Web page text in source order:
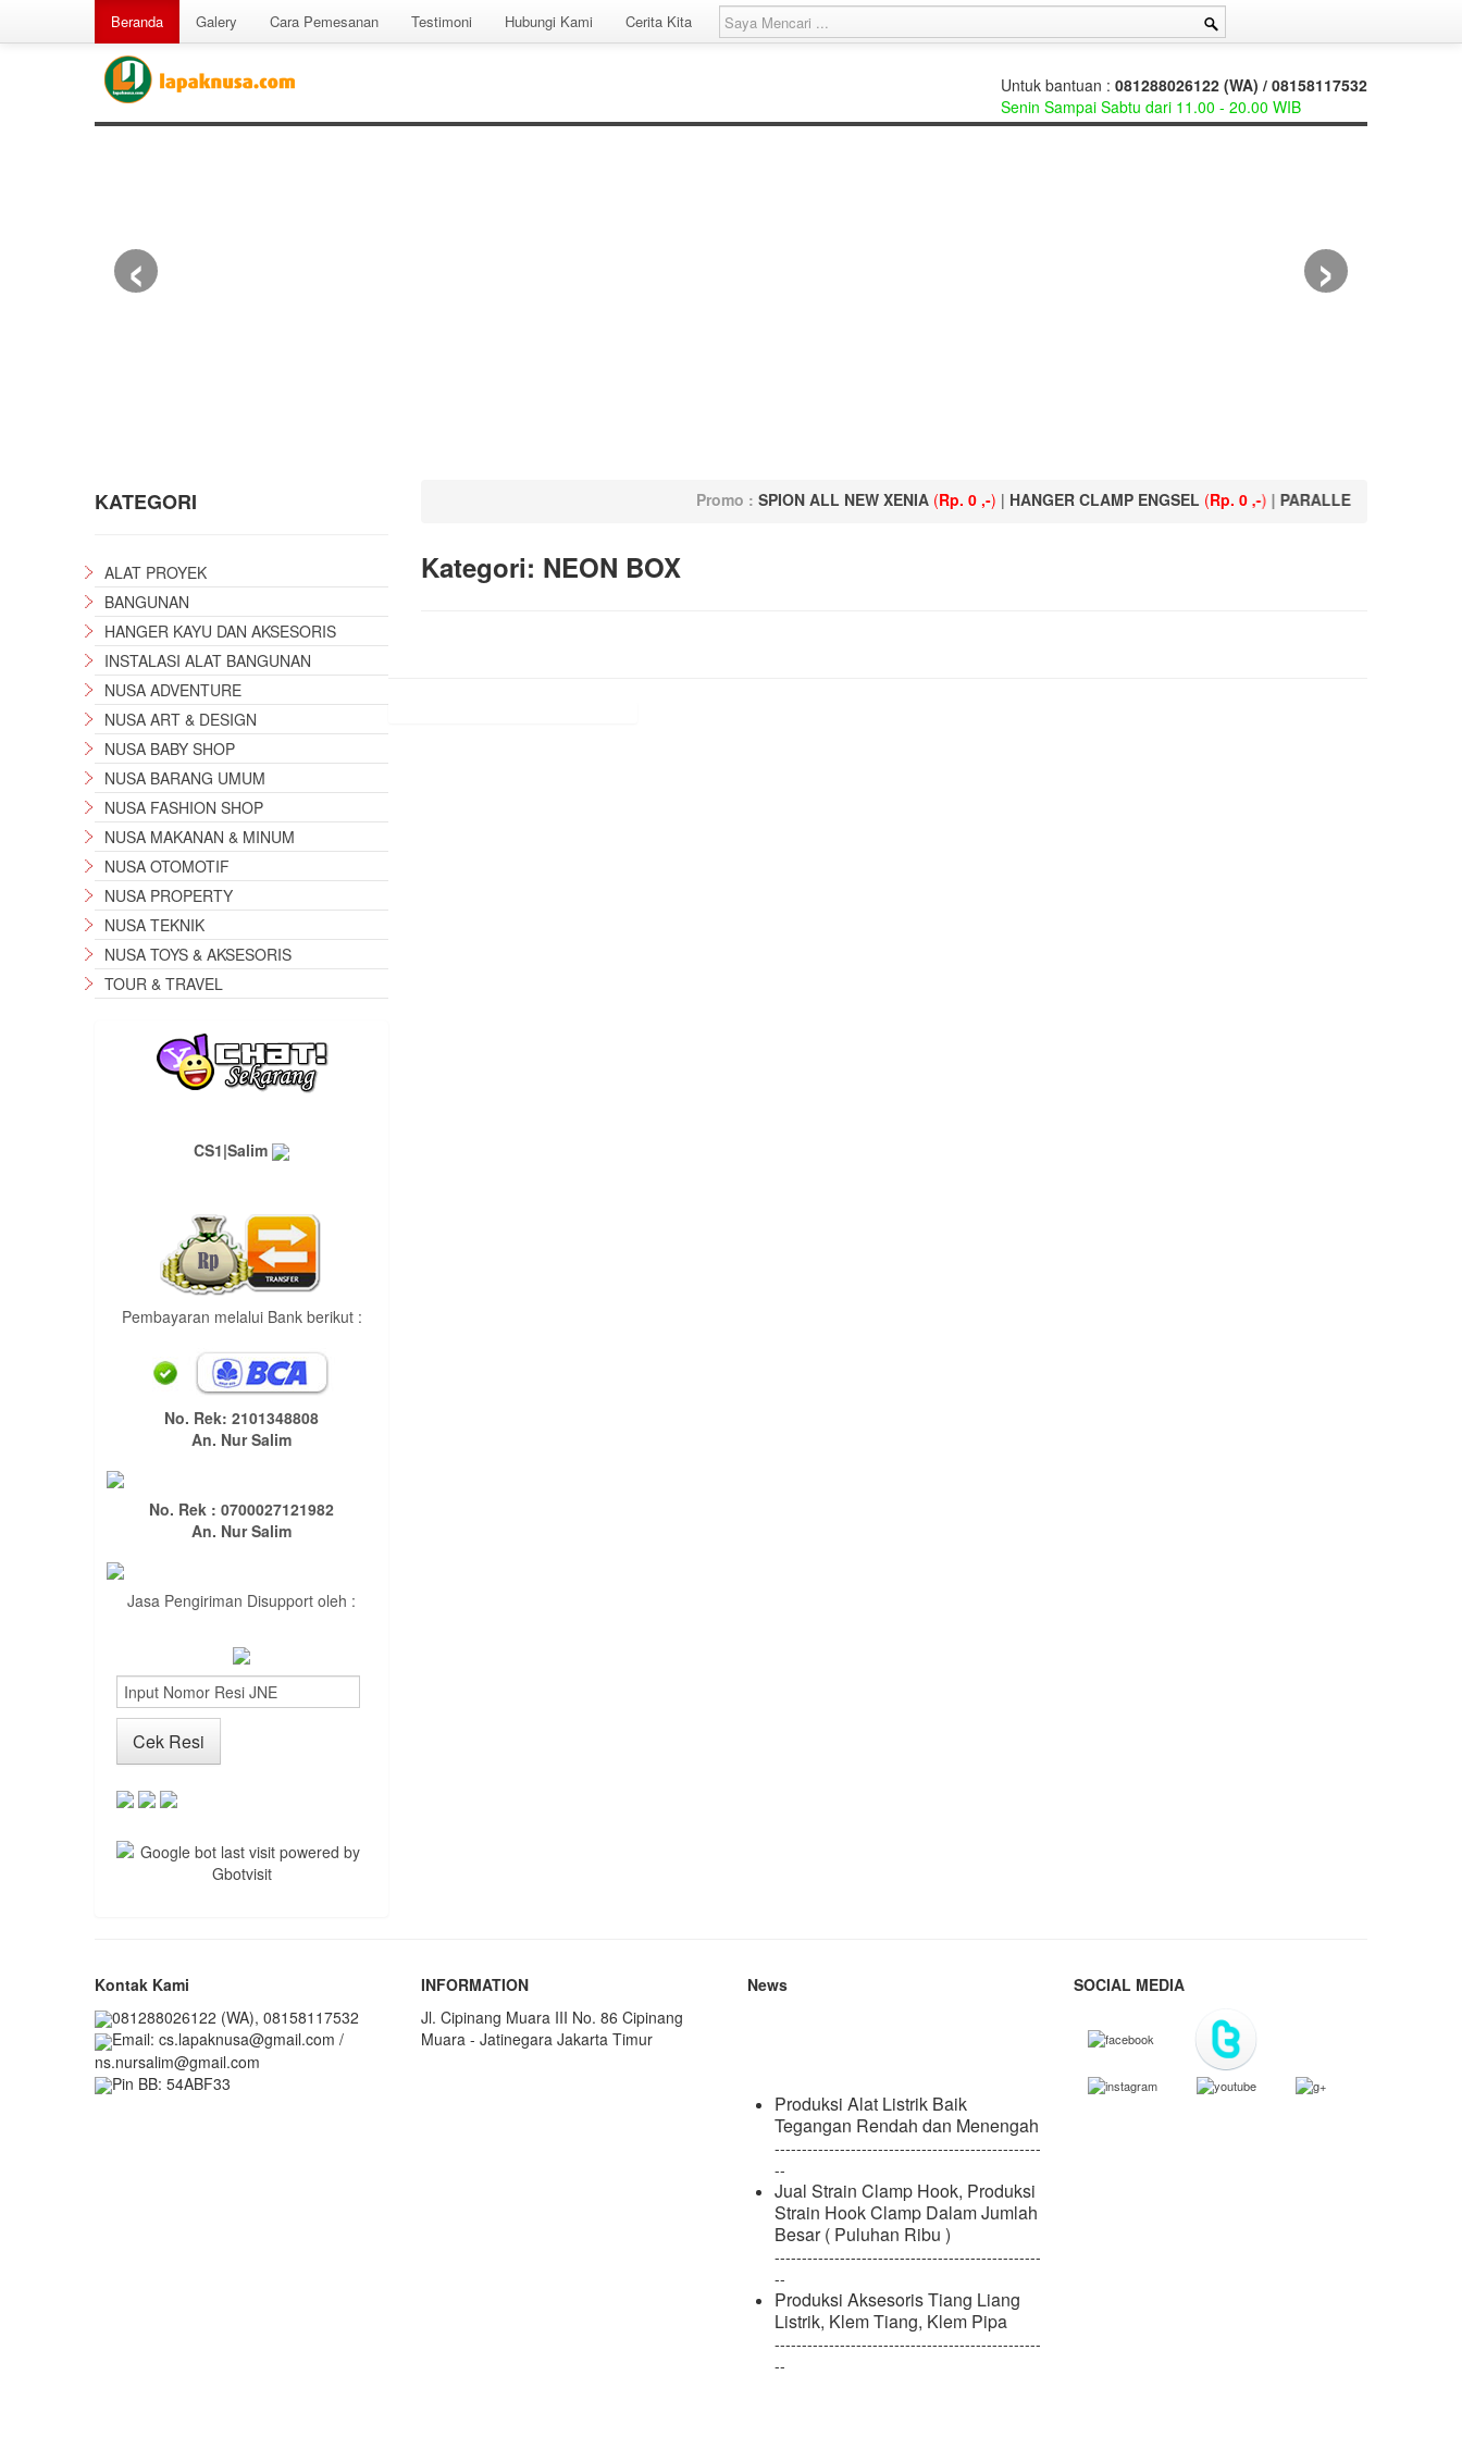
Beranda Galery Cara Pemesanan Testimoni Hubungi Kami Cerita Kita
Untuk bantuan : 081288026122 (WA) / 08158117532
Senin Sampai Sabtu dari 11.00 - 20.00 WIB
‹ ›
KATEGORI
ALAT PROYEK
BANGUNAN
HANGER KAYU DAN AKSESORIS
INSTALASI ALAT BANGUNAN
NUSA ADVENTURE
NUSA ART & DESIGN
NUSA BABY SHOP
NUSA BARANG UMUM
NUSA FASHION SHOP
NUSA MAKANAN & MINUM
NUSA OTOMOTIF
NUSA PROPERTY
NUSA TEKNIK
NUSA TOYS & AKSESORIS
TOUR & TRAVEL
CS1|Salim
Pembayaran melalui Bank berikut :
No. Rek: 2101348808
An. Nur Salim
No. Rek : 0700027121982
An. Nur Salim
Jasa Pengiriman Disupport oleh :
Promo : SPION ALL NEW XENIA (Rp. 0 ,-) |HANGER CLAMP ENGSEL (Rp. 0 ,-) |PARALLEL GROOVE
Kategori: NEON BOX
Kontak Kami
081288026122 (WA), 08158117532
Email: cs.lapaknusa@gmail.com /
ns.nursalim@gmail.com
Pin BB: 54ABF33
INFORMATION
Jl. Cipinang Muara III No. 86 Cipinang
Muara - Jatinegara Jakarta Timur
News
Jual Strain Clamp Hook, Produksi
Strain Hook Clamp Dalam Jumlah
Besar ( Puluhan Ribu )
-------------------------------------------------
--
Produksi Aksesoris Tiang Liang
Listrik, Klem Tiang, Klem Pipa
-------------------------------------------------
--
SOCIAL MEDIA